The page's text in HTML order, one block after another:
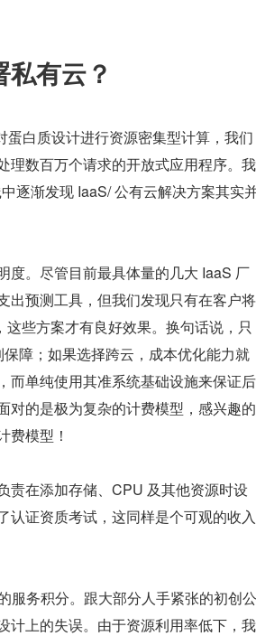
有云？
白质设计进行资源密集型计算，我们
理数百万个请求的开放式应用程序。我
逐渐发现 IaaS/ 公有云解决方案其实
度。尽管目前最具体量的几大 IaaS 厂
出预测工具，但我们发现只有在客户将
些方案才有良好效果。换句话说，只
障；如果选择跨云，成本优化能力就
而单纯使用其准系统基础设施来保证后
对的是极为复杂的计费模型，感兴趣的
费模型！
责在添加存储、CPU 及其他资源时设
认证资质考试，这同样是个可观的收入
服务积分。跟大部分人手紧张的初创公
计上的失误。由于资源利用率低下，我